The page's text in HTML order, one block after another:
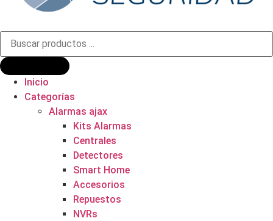
Búsqueda
productos
Inicio
Categorías
Alarmas ajax
Kits Alarmas
Centrales
Detectores
Smart Home
Accesorios
Repuestos
NVRs